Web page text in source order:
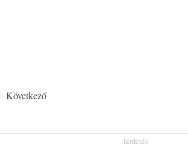
Következő